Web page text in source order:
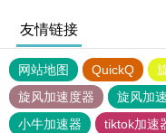
友情链接
网站地图 QuickQ
旋风加速度器
旋风加速
小牛加速器
tiktok加速